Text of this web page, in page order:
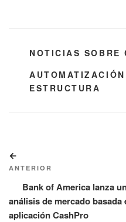
CATEGORÍAS
NOTICIAS SOBRE
ETIQUETAS
AUTOMATIZACIÓN
ESTRUCTURA
de
entradas
anterior:
ANTERIOR
Bank of America lanza
análisis de mercado
aplicación CashPro